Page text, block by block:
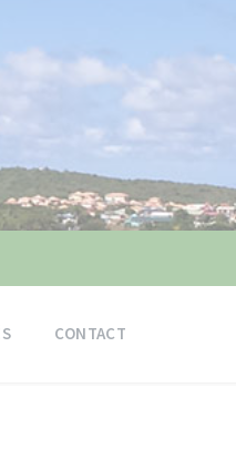
CONTACT